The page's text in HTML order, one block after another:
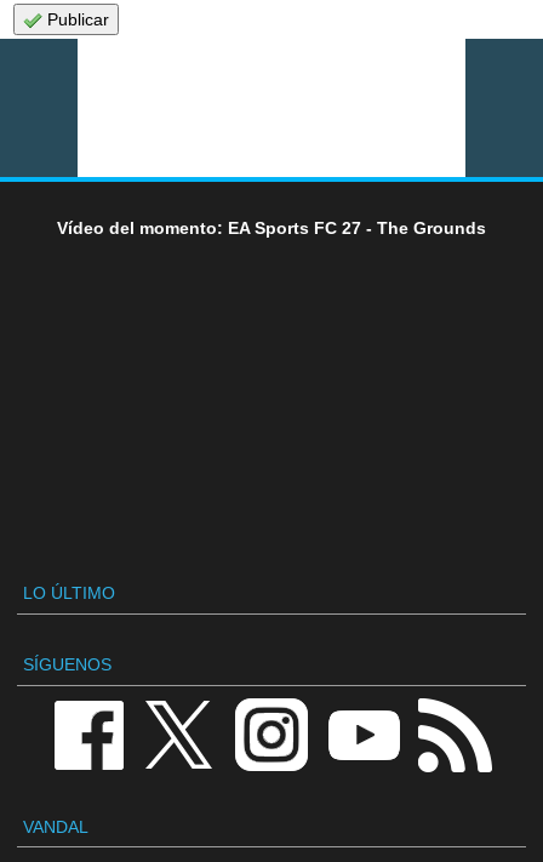
Publicar
Vídeo del momento: EA Sports FC 27 - The Grounds
LO ÚLTIMO
SÍGUENOS
VANDAL